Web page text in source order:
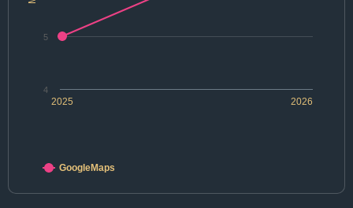
2025 2026
5
4
GoogleMaps